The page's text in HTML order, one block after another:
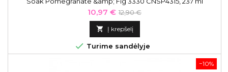
Kaina
10,97 € Bazinė
kaina
12,90 €
 Į krepšelį
 Turime sandėlyje
−10%